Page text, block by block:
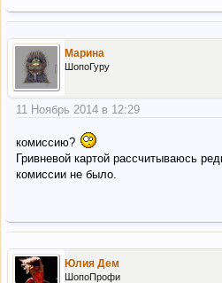
Марина
ШопоГуру
11 Ноябрь 2014 в 12:29
комиссию?
Гривневой картой рассчитываюсь
комиссии не было.
Юлия Дем
ШопоПрофи